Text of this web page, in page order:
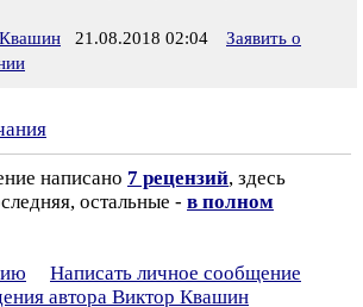
21.08.2018 02:04
Заявить о
написано 7 рецензий, здесь
остальные - в полном
Написать личное сообщение
автора Виктор Квашин